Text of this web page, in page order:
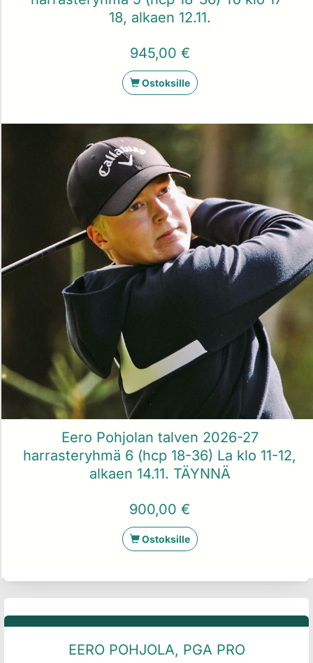
18, alkaen 12.11.
945,00 €
Ostoksille
Eero Pohjolan talven 2026-27
harrasteryhmä 6 (hcp 18-36) La klo 11-12,
alkaen 14.11. TÄYNNÄ
900,00 €
Ostoksille
EERO POHJOLA, PGA PRO